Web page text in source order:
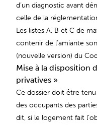
d’un diagnostic avant
celle de la
Les listes A, B et C de
contenir de l’amiante
(nouvelle version) du
Mise à la disposition
privatives »
Ce dossier doit être
des occupants des
dit, si le logement fait